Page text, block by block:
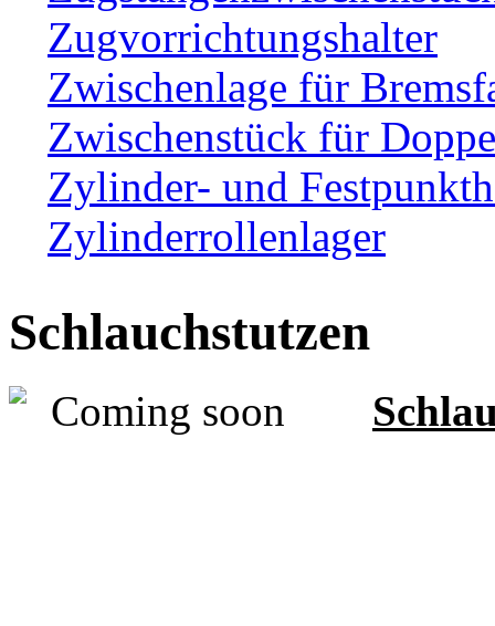
Zugvorrichtungshalter
Zwischenlage für
Zwischenstück für
Zylinder- und
Zylinderrollenlager
Schlauchstutzen